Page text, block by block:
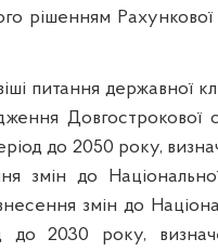
рішенням
питання державної
Довгострокової
до 2050 року,
змін до
змін до
до 2030 року,